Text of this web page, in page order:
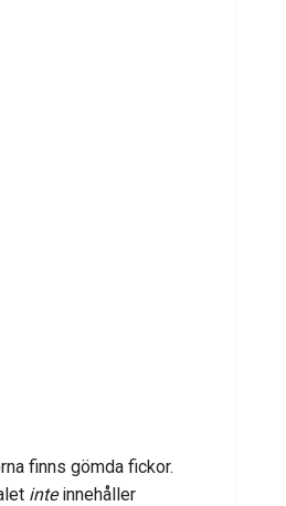
finns gömda fickor.
inteinnehåller